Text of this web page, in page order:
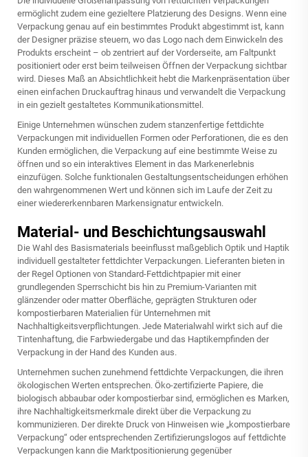
ermöglicht zudem eine gezieltere Platzierung des Designs. Wenn eine
Verpackung genau auf ein bestimmtes Produkt abgestimmt ist, kann
der Designer präzise steuern, wo das Logo nach dem Einwickeln des
Produkts erscheint – ob zentriert auf der Vorderseite, am Faltpunkt
positioniert oder erst beim teilweisen Öffnen der Verpackung sichtbar
wird. Dieses Maß an Absichtlichkeit hebt die Markenpräsentation über
einen einfachen Druckauftrag hinaus und verwandelt die Verpackung
in ein gezielt gestaltetes Kommunikationsmittel.
Einige Unternehmen wünschen zudem stanzenfertige fettdichte
Verpackungen mit individuellen Formen oder Perforationen, die es den
Kunden ermöglichen, die Verpackung auf eine bestimmte Weise zu
öffnen und so ein interaktives Element in das Markenerlebnis
einzufügen. Solche funktionalen Gestaltungsentscheidungen erhöhen
den wahrgenommenen Wert und können sich im Laufe der Zeit zu
einer wiedererkennbaren Markensignatur entwickeln.
Material- und Beschichtungsauswahl
Die Wahl des Basismaterials beeinflusst maßgeblich Optik und Haptik
individuell gestalteter fettdichter Verpackungen. Lieferanten bieten in
der Regel Optionen von Standard-Fettdichtpapier mit einer
grundlegenden Sperrschicht bis hin zu Premium-Varianten mit
glänzender oder matter Oberfläche, geprägten Strukturen oder
kompostierbaren Materialien für Unternehmen mit
Nachhaltigkeitsverpflichtungen. Jede Materialwahl wirkt sich auf die
Tintenhaftung, die Farbwiedergabe und das Haptikempfinden der
Verpackung in der Hand des Kunden aus.
Unternehmen suchen zunehmend fettdichte Verpackungen, die ihren
ökologischen Werten entsprechen. Öko-zertifizierte Papiere, die
biologisch abbaubar oder kompostierbar sind, ermöglichen es Marken,
ihre Nachhaltigkeitsmerkmale direkt über die Verpackung zu
kommunizieren. Der direkte Druck von Hinweisen wie „kompostierbare
Verpackung“ oder entsprechenden Zertifizierungslogos auf fettdichte
Verpackungen kann die Marktpositionierung gegenüber